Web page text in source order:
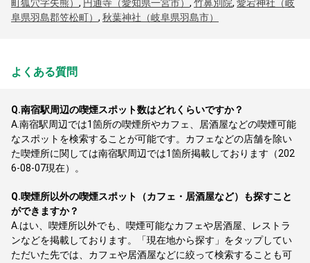
町狐穴字矢熊） , 円通寺（愛知県一宮市） , 竹鼻別院, 愛宕神社（岐
阜県羽島郡笠松町） , 秋葉神社（岐阜県羽島市）
よくある質問
Q.南宿駅周辺の喫煙スポット数はどれくらいですか？
A.南宿駅周辺では1箇所の喫煙所やカフェ、居酒屋などの喫煙可能
なスポットを検索することが可能です。カフェなどの店舗を除い
た喫煙所に関しては南宿駅周辺では1箇所掲載しております（202
6-08-07現在）。
Q.喫煙所以外の喫煙スポット（カフェ・居酒屋など）も探すこと
ができますか？
A. はい、喫煙所以外でも、喫煙可能なカフェや居酒屋、レストラ
ンなどを掲載しております。「現在地から探す」をタップしてい
ただいた先では、カフェや居酒屋などに絞って検索することも可